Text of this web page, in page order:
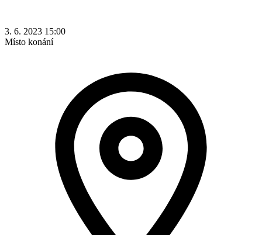
3. 6. 2023 15:00
Místo konání